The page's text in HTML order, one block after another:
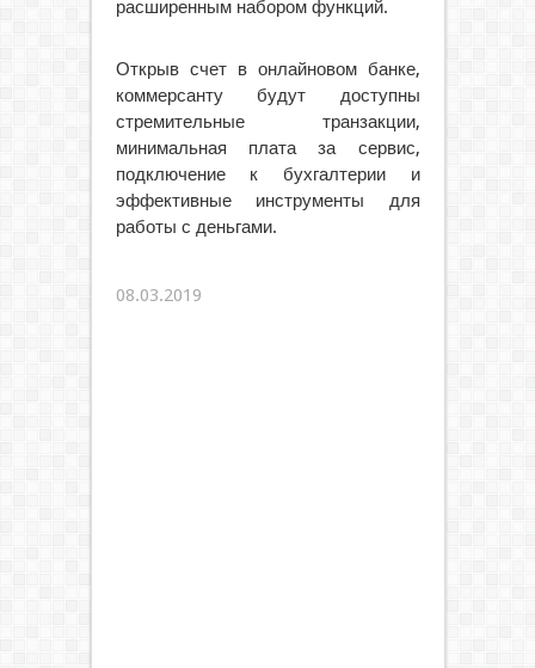
расширенным набором функций.
Открыв счет в онлайновом банке,
коммерсанту будут доступны
стремительные транзакции,
минимальная плата за сервис,
подключение к бухгалтерии и
эффективные инструменты для
работы с деньгами.
08.03.2019